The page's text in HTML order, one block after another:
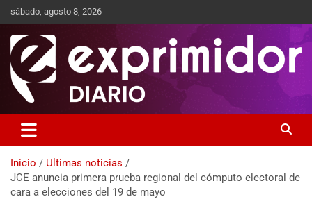
sábado, agosto 8, 2026
Exprimidor media
Inicio
Ultimas noticias
JCE anuncia primera prueba regional del cómputo electoral de
cara a elecciones del 19 de mayo